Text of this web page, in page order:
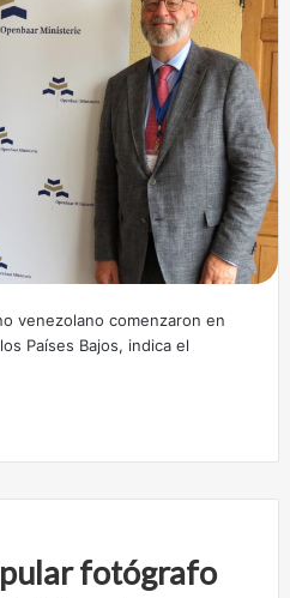
venezolano comenzaron en
Países Bajos, indica el
fotógrafo